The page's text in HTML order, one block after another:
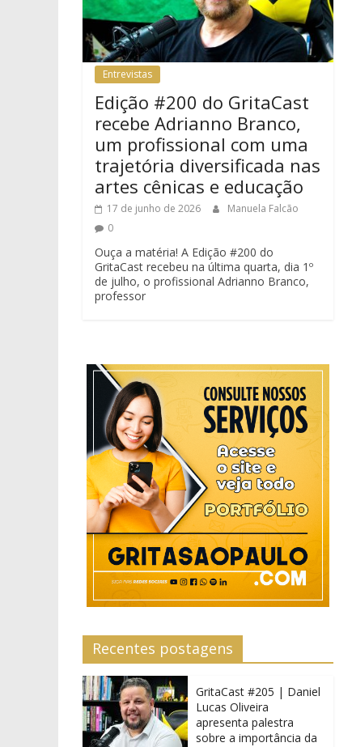
Entrevistas
Edição #200 do GritaCast
recebe Adrianno Branco,
um profissional com uma
trajetória diversificada nas
artes cênicas e educação
17 de junho de 2026
Manuela Falcão
0
Ouça a matéria! A Edição #200 do
GritaCast recebeu na última quarta, dia 1º
de julho, o profissional Adrianno Branco,
professor
Recentes postagens
GritaCast #205 | Daniel
Lucas Oliveira
apresenta palestra
sobre a importância da